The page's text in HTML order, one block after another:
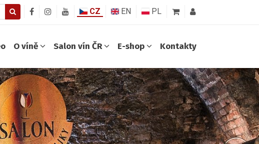
CZ EN PL
O víně Salon vín ČR E-shop Kontakty